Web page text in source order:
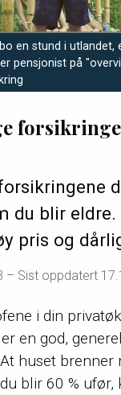
bo en stund i utlandet,
pensjonist på
du blir eldre.
pris og
– Sist oppdatert
i din
en god,
huset brenner
blir 60 % ufør,